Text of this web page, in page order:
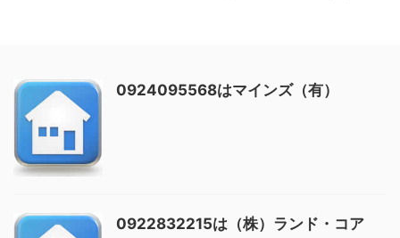
0924095568はマインズ（有）
0922832215は（株）ランド・コア